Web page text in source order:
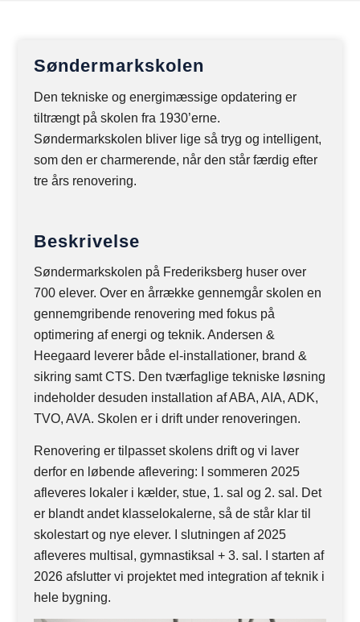
Søndermarkskolen
Den tekniske og energimæssige opdatering er
tiltrængt på skolen fra 1930’erne.
Søndermarkskolen bliver lige så tryg og intelligent,
som den er charmerende, når den står færdig efter
tre års renovering.
Beskrivelse
Søndermarkskolen på Frederiksberg huser over
700 elever. Over en årrække gennemgår skolen en
gennemgribende renovering med fokus på
optimering af energi og teknik. Andersen &
Heegaard leverer både el-installationer, brand &
sikring samt CTS. Den tværfaglige tekniske løsning
indeholder desuden installation af ABA, AIA, ADK,
TVO, AVA. Skolen er i drift under renoveringen.
Renovering er tilpasset skolens drift og vi laver
derfor en løbende aflevering: I sommeren 2025
afleveres lokaler i kælder, stue, 1. sal og 2. sal. Det
er blandt andet klasselokalerne, så de står klar til
skolestart og nye elever. I slutningen af 2025
afleveres multisal, gymnastiksal + 3. sal. I starten af
2026 afslutter vi projektet med integration af teknik i
hele bygning.